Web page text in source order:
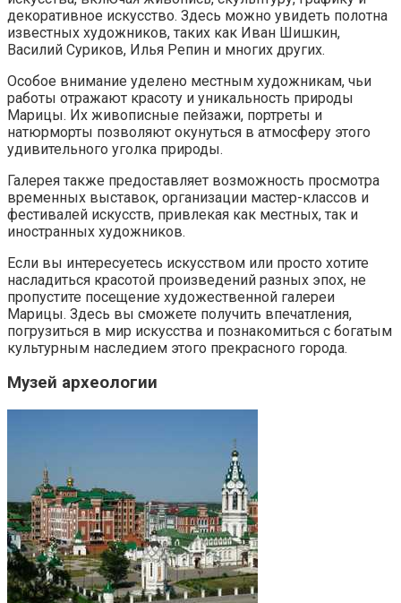
декоративное искусство. Здесь можно увидеть полотна
известных художников, таких как Иван Шишкин,
Василий Суриков, Илья Репин и многих других.
Особое внимание уделено местным художникам, чьи
работы отражают красоту и уникальность природы
Марицы. Их живописные пейзажи, портреты и
натюрморты позволяют окунуться в атмосферу этого
удивительного уголка природы.
Галерея также предоставляет возможность просмотра
временных выставок, организации мастер-классов и
фестивалей искусств, привлекая как местных, так и
иностранных художников.
Если вы интересуетесь искусством или просто хотите
насладиться красотой произведений разных эпох, не
пропустите посещение художественной галереи
Марицы. Здесь вы сможете получить впечатления,
погрузиться в мир искусства и познакомиться с богатым
культурным наследием этого прекрасного города.
Музей археологии